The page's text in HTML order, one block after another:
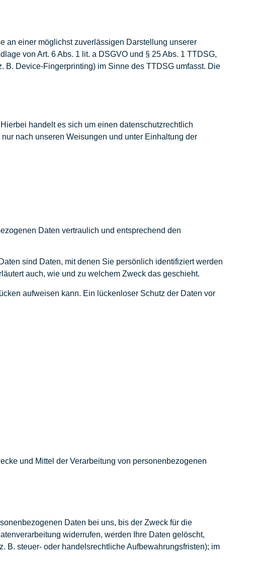
an einer möglichst zuverlässigen Darstellung unserer
von Art. 6 Abs. 1 lit. a DSGVO und § 25 Abs. 1 TTDSG,
Device-Fingerprinting) im Sinne des TTDSG umfasst. Die
handelt es sich um einen datenschutzrechtlich
nach unseren Weisungen und unter Einhaltung der
Daten vertraulich und entsprechend den
sind Daten, mit denen Sie persönlich identifiziert werden
auch, wie und zu welchem Zweck das geschieht.
aufweisen kann. Ein lückenloser Schutz der Daten vor
und Mittel der Verarbeitung von personenbezogenen
Daten bei uns, bis der Zweck für die
widerrufen, werden Ihre Daten gelöscht,
B. steuer- oder handelsrechtliche Aufbewahrungsfristen); im